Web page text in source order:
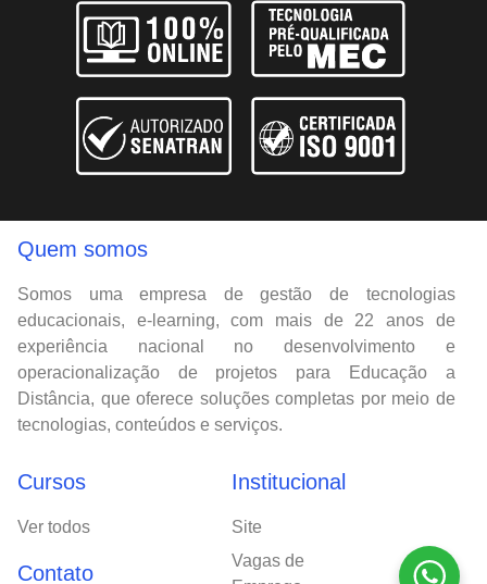
Quem somos
Somos uma empresa de gestão de tecnologias
educacionais, e-learning, com mais de 22 anos de
experiência nacional no desenvolvimento e
operacionalização de projetos para Educação a
Distância, que oferece soluções completas por meio de
tecnologias, conteúdos e serviços.
Cursos
Ver todos
Contato
Institucional
Site
Vagas de